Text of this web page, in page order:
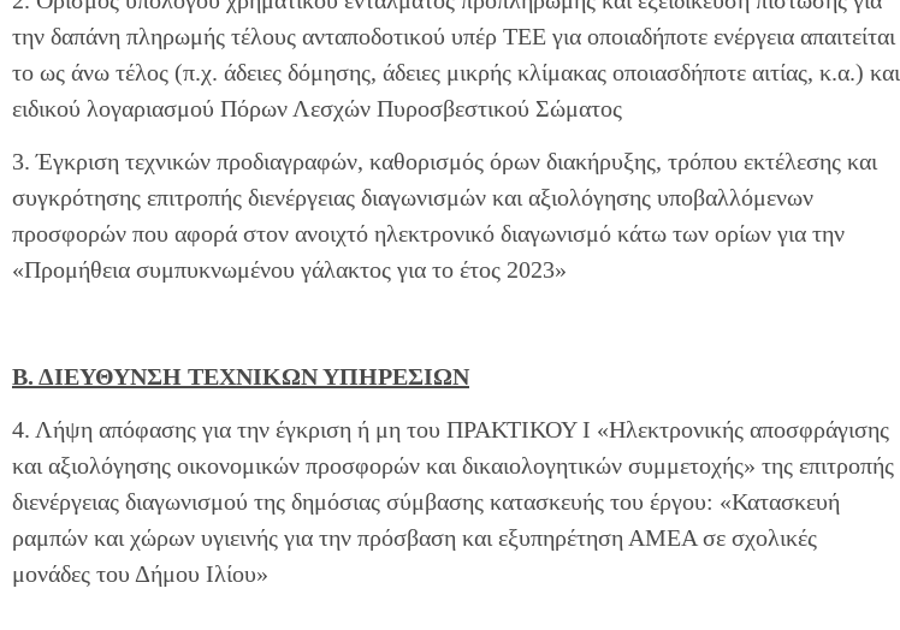
την δαπάνη πληρωμής τέλους ανταποδοτικού υπέρ ΤΕΕ για οποιαδήποτε ενέργεια απαιτείται
το ως άνω τέλος (π.χ. άδειες δόμησης, άδειες μικρής κλίμακας οποιασδήποτε αιτίας, κ.α.) και
ειδικού λογαριασμού Πόρων Λεσχών Πυροσβεστικού Σώματος
3. Έγκριση τεχνικών προδιαγραφών, καθορισμός όρων διακήρυξης, τρόπου εκτέλεσης και
συγκρότησης επιτροπής διενέργειας διαγωνισμών και αξιολόγησης υποβαλλόμενων
προσφορών που αφορά στον ανοιχτό ηλεκτρονικό διαγωνισμό κάτω των ορίων για την
«Προμήθεια συμπυκνωμένου γάλακτος για το έτος 2023»
Β. ΔΙΕΥΘΥΝΣΗ ΤΕΧΝΙΚΩΝ ΥΠΗΡΕΣΙΩΝ
4. Λήψη απόφασης για την έγκριση ή μη του ΠΡΑΚΤΙΚΟΥ Ι «Ηλεκτρονικής αποσφράγισης
και αξιολόγησης οικονομικών προσφορών και δικαιολογητικών συμμετοχής» της επιτροπής
διενέργειας διαγωνισμού της δημόσιας σύμβασης κατασκευής του έργου: «Κατασκευή
ραμπών και χώρων υγιεινής για την πρόσβαση και εξυπηρέτηση ΑΜΕΑ σε σχολικές
μονάδες του Δήμου Ιλίου»